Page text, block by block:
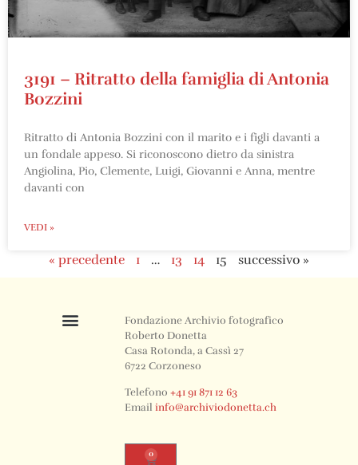
3191 – Ritratto della famiglia di Antonia
Bozzini
Ritratto di Antonia Bozzini con il marito e i figli davanti a
un fondale appeso. Si riconoscono dietro da sinistra
Angiolina, Pio, Clemente, Luigi, Giovanni e Anna, mentre
davanti con
VEDI »
« precedente 1 … 13 14 15 successivo »
Fondazione Archivio fotografico
Roberto Donetta
Casa Rotonda, a Cassì 27
6722 Corzoneso
Telefono+41 91 871 12 63
Emailinfo@archiviodonetta.ch
0